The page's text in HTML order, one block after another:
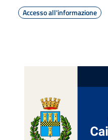
Accesso all'informazione